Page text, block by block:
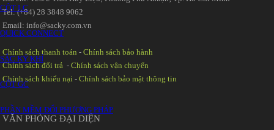
CỘT LC
QUICK CONNECT
SẮC KÝ KHÍ
CỘT GC
PHẦN MỀM ĐỔI PHƯƠNG PHÁP
Tel: (+84) 28 3848 9062
Email: info@sacky.com.vn
Chính sách thanh toán -Chính sách bảo hành
Chính sách đổi trả -Chính sách vận chuyển
Chính sách khiếu nại -Chính sách bảo mật thông tin
VĂN PHÒNG ĐẠI DIỆN